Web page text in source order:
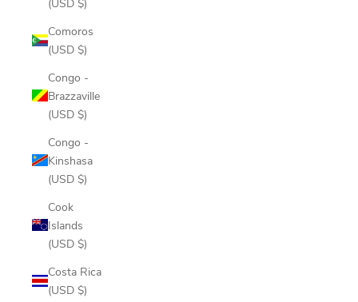
Comoros
(USD $)
Congo -
Brazzaville
(USD $)
Congo -
Kinshasa
(USD $)
Cook
Islands
(USD $)
Costa Rica
(USD $)